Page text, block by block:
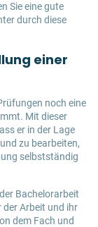
Sie eine gute
durch diese
einer
noch eine
Mit dieser
er in der Lage
zu bearbeiten,
selbstständig
Bachelorarbeit
Arbeit und ihr
dem Fach und